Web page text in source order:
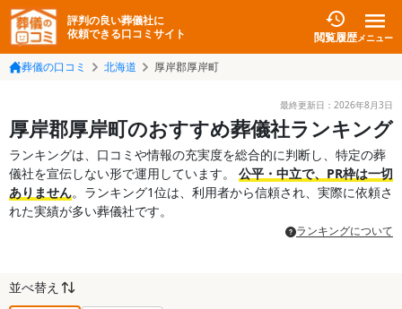
評判の良い葬儀社に
依頼できる口コミサイト
閲覧履歴メニュー
葬儀の口コミ 北海道 厚岸郡厚岸町
最終更新日： 2026年8月3日
厚岸郡厚岸町のおすすめ葬儀社ランキング
ランキングは、口コミや情報の充実度を総合的に判断し、特定の葬
儀社を宣伝しない形で運用しています。 公平・中立で、PR枠は一切
ありません。ランキング1位は、利用者から信頼され、実際に依頼さ
れた実績が多い葬儀社です。
ランキングについて
並べ替え